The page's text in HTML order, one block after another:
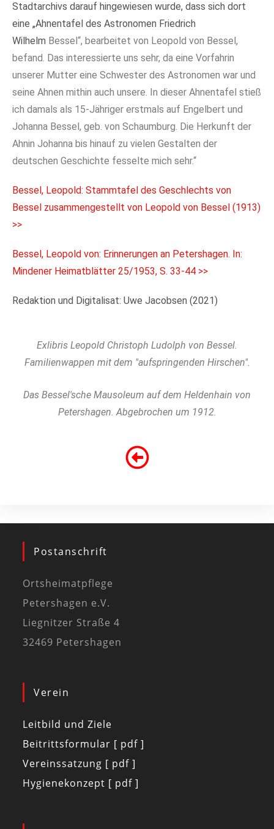
Stadtarchivs darauf hingewiesen wurde, dass sich dort
eine „Ahnentafel des Astronomen Friedrich
Wilhelm Bessel“, bearbeitet von Leopold von Bessel,
befand. Das interessierte uns sehr, da eine Vorfahrin
unserer Mutter eine Schwester des Astronomen war und
seine Ahnen mithin auch unsere. In dieser Ahnentafel stieß
ich damals als 15-Jähriger erstmals auf Engelbert und
Johanna Bessel, geb. von Schaumburg. Die Herkunft der
Ahnin Johanna bis hinauf zu vielen Gestalten der
deutschen Geschichte fesselte mich sehr.“
Bessel, Leopold: Stammtafel des Geschlechts von
Bessel zusammengestellt von Leopold von Bessel (1913)
>>
Bessel, Leopold von: Erinnerungen an Petershagen. In:
Mindener Heimatblätter 25/1953, S. 33-44 >>
Redaktion und Digitalisat: Uwe Jacobsen (2021)
Exlibris Leopold Christoph Ludolph von Bessel.
Familienwappen mit dem "aufspringenden Hirschen".
Das Bessel'sche Mausoleum auf dem Heldenhain von
Petershagen. Abgebrochen um 1912.
Postanschrift
Ortsheimatpflege
Petershagen e.V.
Liegnitzer Straße 4
32469 Petershagen
Verein
Leitbild und Ziele
Beitrittsformular [ pdf ]
Vereinssatzung [ pdf ]
Hygienekonzept [ pdf ]